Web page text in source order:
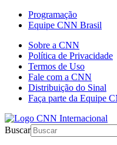
Programação
Equipe CNN Brasil
Sobre a CNN
Política de Privacidade
Termos de Uso
Fale com a CNN
Distribuição do Sinal
Faça parte da Equipe
Buscar